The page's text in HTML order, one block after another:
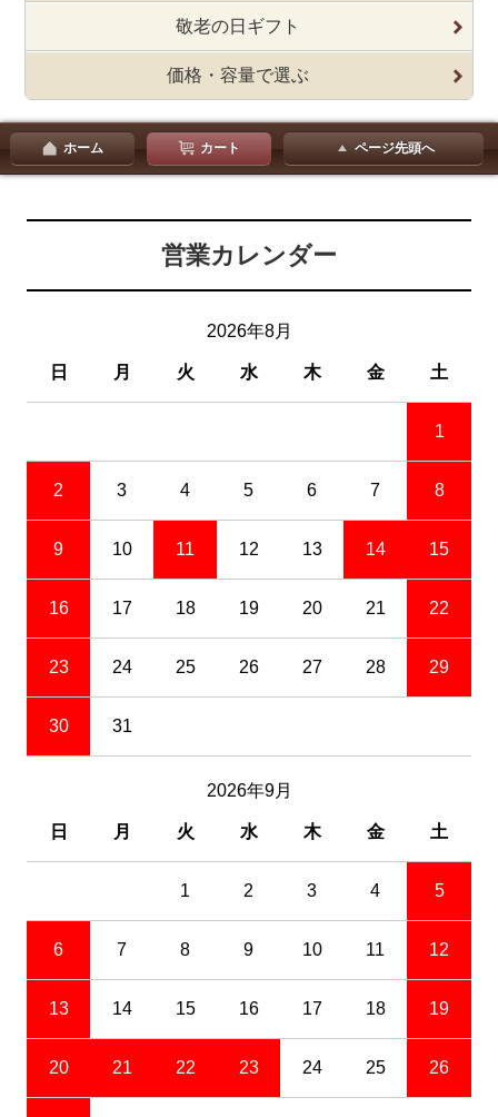
敬老の日ギフト
価格・容量で選ぶ
ホーム カート ページ先頭へ
営業カレンダー
2026年8月
日 月 火 水 木 金 土
1
2 3 4 5 6 7 8
9 10 11 12 13 14 15
16 17 18 19 20 21 22
23 24 25 26 27 28 29
30 31
2026年9月
日 月 火 水 木 金 土
1 2 3 4 5
6 7 8 9 10 11 12
13 14 15 16 17 18 19
20 21 22 23 24 25 26